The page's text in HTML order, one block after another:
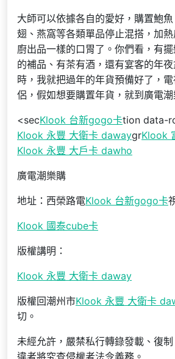
大師可以依據各自的愛好，購置鮑
翅、燕窩等各類單品停止混搭，加
廚出品一樣的口胃了。你們看，有
的補品、有茶有酒，還有宴客的年
時，我就把過年的年貨預備好了，
侶，假如想要購置年貨，就到廣電潮
<secKlook 台新gogo卡tion data-
Klook 永豐 大衛卡 dawaygrKlook
Klook 永豐 大戶卡 dawho
廣電潮樂購
地址：西榮路電Klook 台新gogo卡
Klook 國泰cube卡
版權講明：
Klook 永豐 大衛卡 daway
版權回潮州市Klook 永豐 大衛卡
切。
未經允許，嚴禁私行轉錄發載、復制
違者將究查侵權者法令義務。